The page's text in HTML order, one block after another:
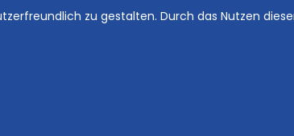
zu gestalten. Durch das Nutzen